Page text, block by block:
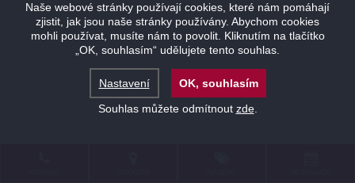
Naše webové stránky používají cookies, které nám pomáhají
zjistit, jak jsou naše stránky používány. Abychom cookies
mohli používat, musíte nám to povolit. Kliknutím na tlačítko
„OK, souhlasím“ udělujete tento souhlas.
Nastavení
OK, souhlasím
Souhlas můžete odmítnout zde.